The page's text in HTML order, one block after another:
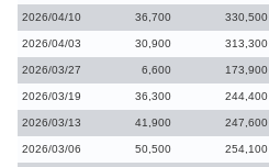
2026/04/10 36,700 330,500
2026/04/03 30,900 313,300
2026/03/27 6,600 173,900
2026/03/19 36,300 244,400
2026/03/13 41,900 247,600
2026/03/06 50,500 254,100